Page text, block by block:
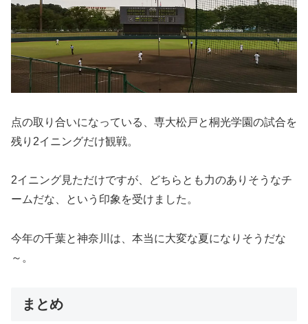
点の取り合いになっている、専大松戸と桐光学園の試合を
残り2イニングだけ観戦。
2イニング見ただけですが、どちらとも力のありそうなチ
ームだな、という印象を受けました。
今年の千葉と神奈川は、本当に大変な夏になりそうだな
～。
まとめ